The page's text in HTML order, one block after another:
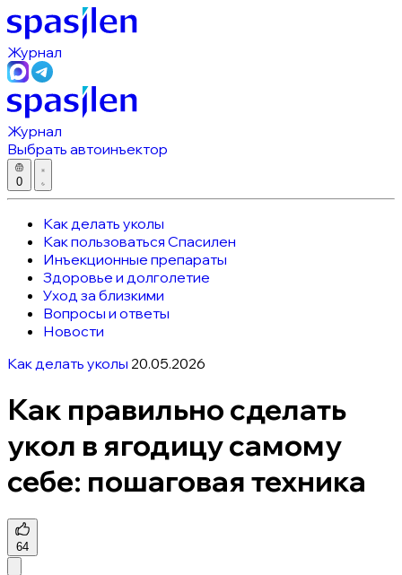
Журнал
Журнал
Выбрать автоинъектор
0
Как делать уколы
Как пользоваться Спасилен
Инъекционные препараты
Здоровье и долголетие
Уход за близкими
Вопросы и ответы
Новости
Как делать уколы 20.05.2026
Как правильно сделать
укол в ягодицу самому
себе: пошаговая техника
64